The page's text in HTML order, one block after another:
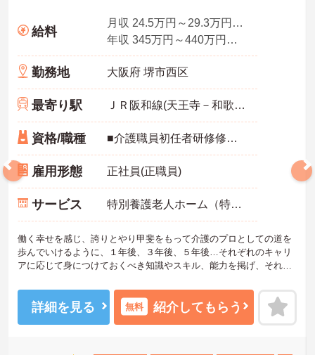
給料
月収 24.5万円～29.3万円程度（諸手当込）
年収 345万円～440万円程度
勤務地 大阪府 堺市西区
最寄り駅 ＪＲ阪和線(天王寺－和歌山)
資格/職種 ■介護職員初任者研修修了者（ヘルパー2級）以上
雇用形態 正社員(正職員)
サービス 特別養護老人ホーム（特養）
働く幸せを感じ、誇りとやり甲斐をもって介護のプロとしての道を
歩んでいけるように、１年後、３年後、５年後…それぞれのキャリ
アに応じて身につけておくべき知識やスキル、能力を掲げ、それに
ポートしていく仕組みを整えています。
ちなみに新人の約７割は介護福祉の知識やスキルがないゼロからス
詳細を見る 無料 紹介してもらう